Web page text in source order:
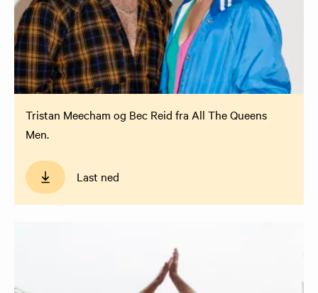
Tristan Meecham og Bec Reid fra All The Queens
Men.
Last ned